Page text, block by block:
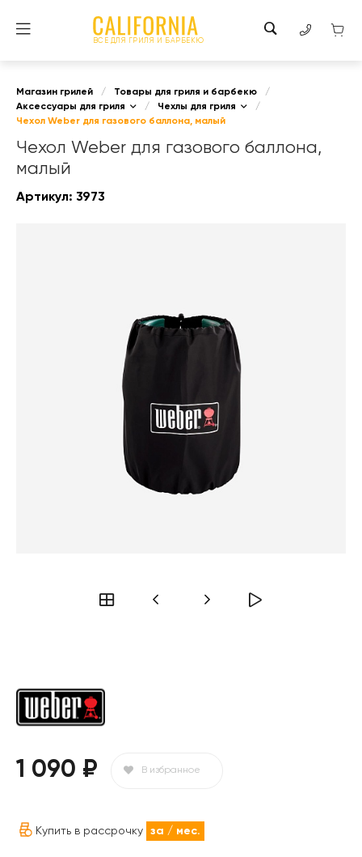
ВСЕ ДЛЯ ГРИЛЯ И БАРБЕКЮ
Магазин грилей / Товары для гриля и барбекю
/
Аксессуары для гриля
/ Чехлы для гриля
/
Чехол Weber для газового баллона, малый
Чехол Weber для газового баллона,
малый
Артикул: 3973
1 090 ₽ В избранное
Купить в рассрочку за / мес.